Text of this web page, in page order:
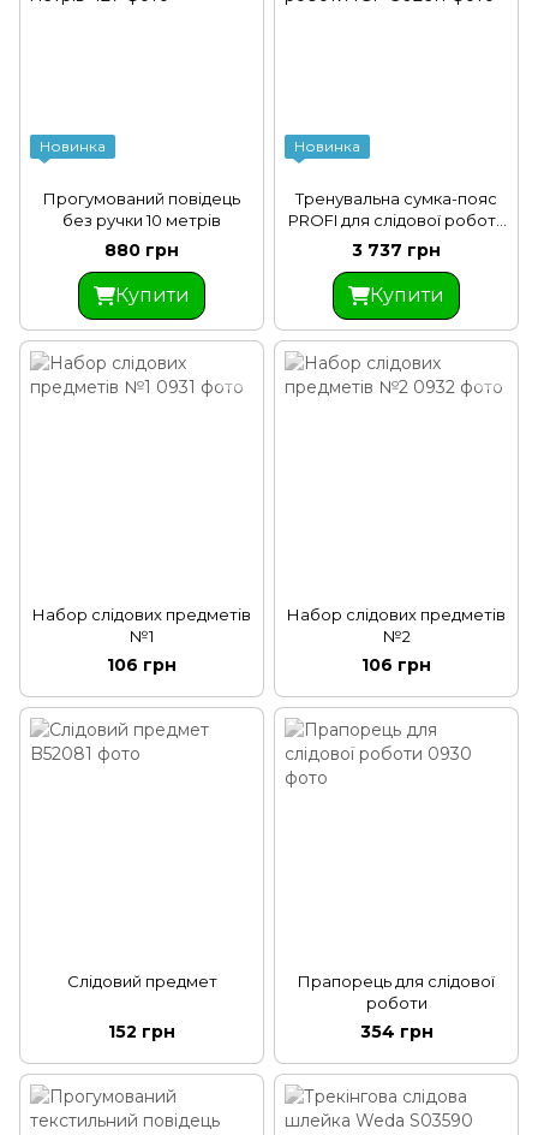
Новинка
Прогумований повідець
без ручки 10 метрів
880 грн
Купити
Новинка
Тренувальна сумка-пояс
PROFI для слідової роботи
IGP
3 737 грн
Купити
Набор слідових предметів
№1
106 грн
Набор слідових предметів
№2
106 грн
Слідовий предмет
152 грн
Прапорець для слідової
роботи
354 грн